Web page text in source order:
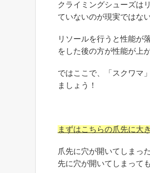
クライミングシューズは
ていないのが現実ではな
リソールを行うと性能が
をした後の方が性能が上
ではここで、「スクワマ
ましょう！
まずはこちらの爪先に大
爪先に穴が開いてしまっ
先に穴が開いてしまって